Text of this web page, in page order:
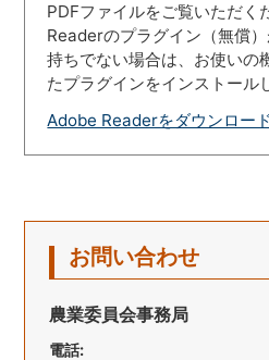
PDFファイルをご覧いただく
Readerのプラグイン（無償
持ちでない場合は、お使いの
たプラグインをインストール
Adobe Readerをダウンロー
お問い合わせ
農業委員会事務局
電話: